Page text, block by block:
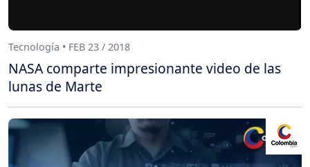
Tecnología • FEB 23 / 2018
NASA comparte impresionante video de las
lunas de Marte